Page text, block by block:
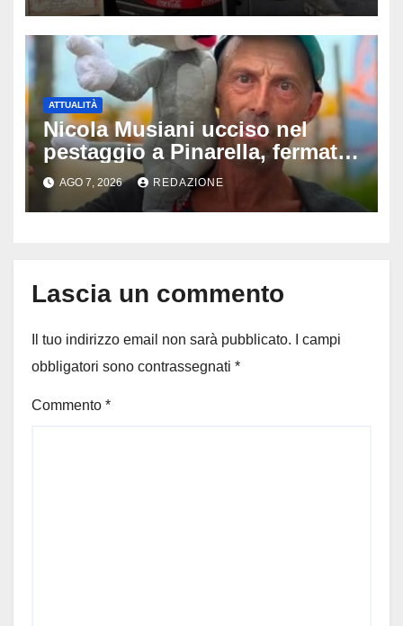
difende
ATTUALITÀ
Nicola Musiani ucciso nel
pestaggio a Pinarella, fermati
quattro giovani: la svolta
dopo video, intercettazioni e
pedinamenti
AGO 7, 2026 REDAZIONE
Lascia un commento
Il tuo indirizzo email non sarà pubblicato.
I campi
obbligatori sono contrassegnati *
Commento *